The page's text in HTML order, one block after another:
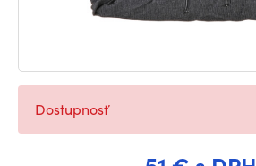
Dostupnosť